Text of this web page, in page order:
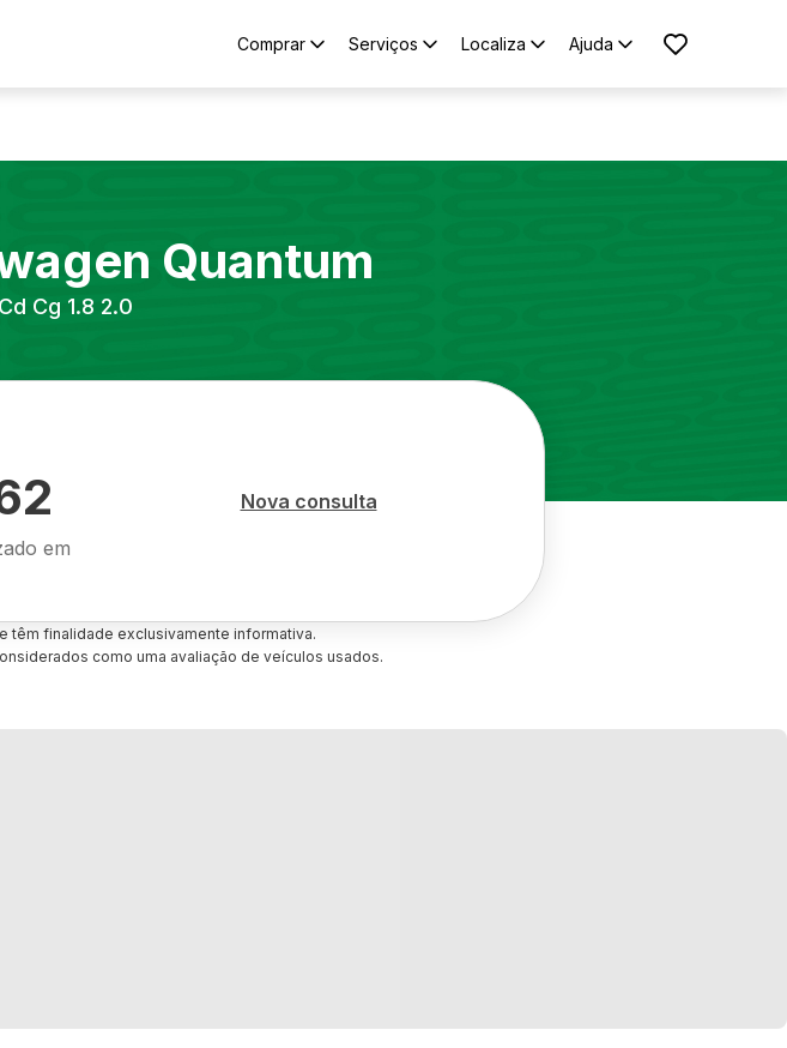
Comprar Serviços Localiza Ajuda
Quantum
Cg 1.8 2.0
em
Nova consulta
têm finalidade exclusivamente informativa.
como uma avaliação de veículos usados.